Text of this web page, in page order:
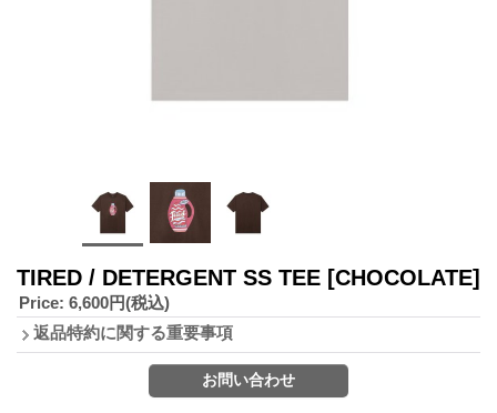
TIRED / DETERGENT SS TEE [CHOCOLATE]
Price: 6,600円(税込)
返品特約に関する重要事項